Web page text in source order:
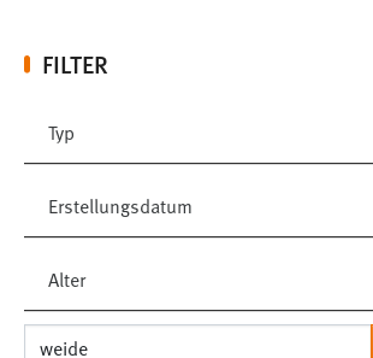
Aktive Filter: ALTER: 1 BIS 6 MONATE